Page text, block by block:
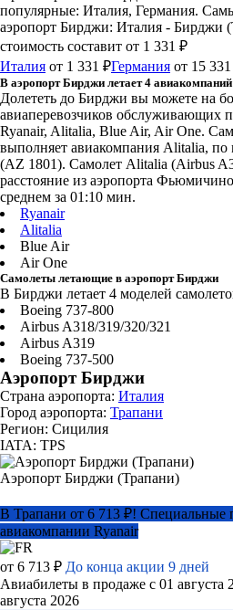
популярные: Италия, Германия.
аэропорт Бирджи: Италия - Бирджи
стоимость составит от 1 331 ₽
Италия от 1 331 ₽Германия от 15
В аэропорт Бирджи летает 4 авиакомпаний
Долететь до Бирджи вы можете на
авиаперевозчиков обслуживающих
Ryanair, Alitalia, Blue Air, Air One.
выполняет авиакомпания Alitalia,
(AZ 1801). Самолет Alitalia (Airbus
расстояние из аэропорта
среднем за 01:10 мин.
Ryanair
Alitalia
Blue Air
Air One
Самолеты летающие в аэропорт Бирджи
В Бирджи летает 4 моделей
Boeing 737-800
Airbus A318/319/320/321
Airbus A319
Boeing 737-500
Аэропорт Бирджи
Страна аэропорта: Италия
Город аэропорта: Трапани
Регион: Сицилия
IATA: TPS
Аэропорт Бирджи (Трапани)
В Трапани от 6 713 ₽! Специальные
авиакомпании Ryanair
от 6 713 ₽ До конца акции 9 дней
Авиабилеты в продаже с 01 августа
августа 2026